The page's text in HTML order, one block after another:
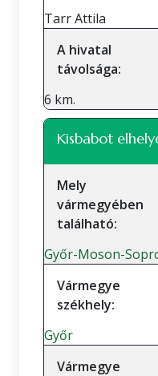
Tarr Attila
A hivatal
távolsága:
6 km.
Kisbabot
Mely
vármegyében
található:
Győr-Moson-
Vármegye
székhely:
Győr
Vármegye